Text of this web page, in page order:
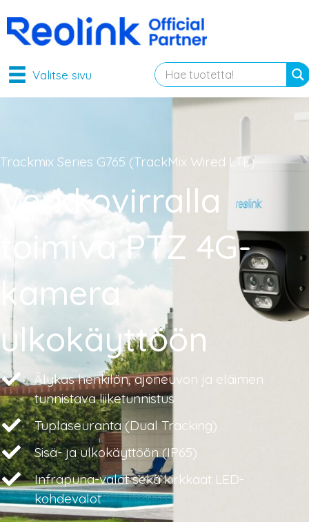
Valitse sivu
Trackmix Series G765 (TrackMix Wired LTE)
Verkkovirralla
toimiva PTZ 4G-
kamera
ulkokäyttöön
Älykäs henkilön, ajoneuvon ja eläimen
tunnistava liiketunnistus
Tuplaseuranta (Dual Tracking)
Sisä- ja ulkokäyttöön (IP65)
Infrapuna-valot sekä kirkkaat LED-
kohdevalot